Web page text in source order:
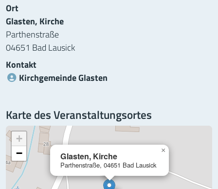
Ort
Glasten, Kirche
Parthenstraße
04651 Bad Lausick
Kontakt
Kirchgemeinde Glasten
Karte des Veranstaltungsortes
Glasten, Kirche
Parthenstraße, 04651 Bad Lausick
×
+
−